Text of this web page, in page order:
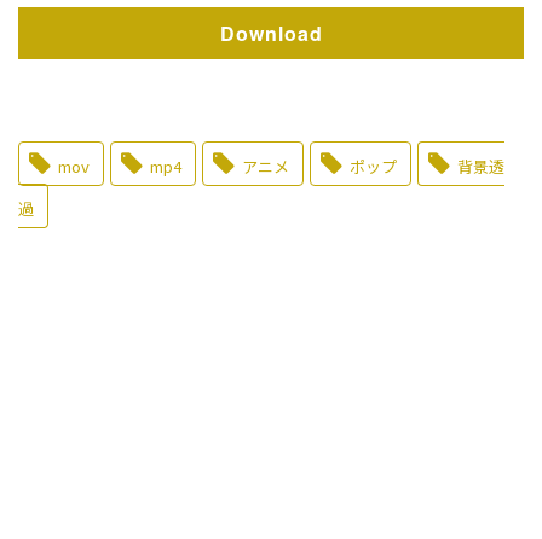
Download
mov mp4 アニメ ポップ
背景透
過